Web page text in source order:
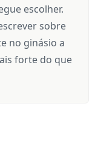
escolher.
sobre
no ginásio a
forte do que